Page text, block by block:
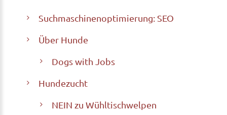
Suchmaschinenoptimierung: SEO
Über Hunde
Dogs with Jobs
Hundezucht
NEIN zu Wühltischwelpen